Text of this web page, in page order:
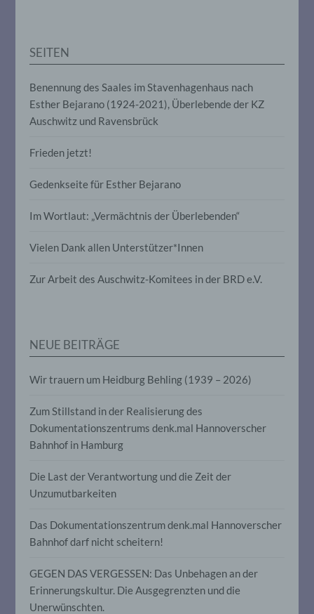
SEITEN
Benennung des Saales im Stavenhagenhaus nach
Esther Bejarano (1924-2021), Überlebende der KZ
Auschwitz und Ravensbrück
Frieden jetzt!
Gedenkseite für Esther Bejarano
Im Wortlaut: „Vermächtnis der Überlebenden“
Vielen Dank allen Unterstützer*Innen
Zur Arbeit des Auschwitz-Komitees in der BRD e.V.
NEUE BEITRÄGE
Wir trauern um Heidburg Behling (1939 – 2026)
Zum Stillstand in der Realisierung des
Dokumentationszentrums denk.mal Hannoverscher
Bahnhof in Hamburg
Die Last der Verantwortung und die Zeit der
Unzumutbarkeiten
Das Dokumentationszentrum denk.mal Hannoverscher
Bahnhof darf nicht scheitern!
GEGEN DAS VERGESSEN: Das Unbehagen an der
Erinnerungskultur. Die Ausgegrenzten und die
Unerwünschten.
Verarbeitung personenbezogener Daten,
die darin besteht, dass diese
personenbezogenen Daten verwendet
werden, um bestimmte persönliche
insbesondere, um Aspekte bezüglich
Gesundheit, persönlicher Vorlieben,
Aufenthaltsort oder Ortswechsel dieser
natürlichen Person zu analysieren oder
f) Pseudonymisierung
auf welche die personenbezogenen Daten
ohne Hinzuziehung zusätzlicher
spezifischen betroffenen Person
zugeordnet werden können, sofern diese
aufbewahrt werden und technischen und
organisatorischen Maßnahmen
personenbezogenen Daten nicht einer
natürlichen Person zugewiesen werden.
g) Verantwortlicher oder für die
Verarbeitung Verantwortlicher
Verantwortlicher ist die natürliche oder
juristische Person, Behörde, Einrichtung
oder andere Stelle, die allein oder